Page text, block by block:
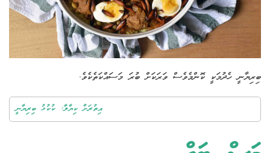
ބިރިޔާނީ ހެދުމަކީ ކޮންމެވެސް ވަރަކަށް ބުރަ މަސައްކަތެކެވެ.
އިތުރަށް ކިޔާލާ: ކުކުޅު ބިރިޔާނީ